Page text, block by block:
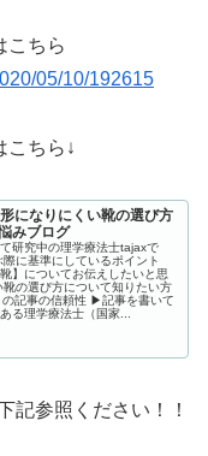
こちら
05/10/192615
こちら↓
になりにくい靴の選び方
みブログ
研究中の理学療法士tajaxで
に基準にしているポイント
】についてお伝えしたいと思
の選び方について知りたい方
記事の信頼性 ▶︎記事を書いて
る理学療法士（国家...
記参照ください！！